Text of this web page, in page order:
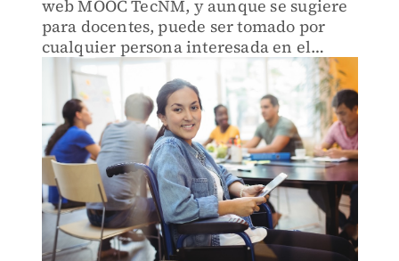
web MOOC TecNM, y aunque se sugiere
para docentes, puede ser tomado por
cualquier persona interesada en el
tema.